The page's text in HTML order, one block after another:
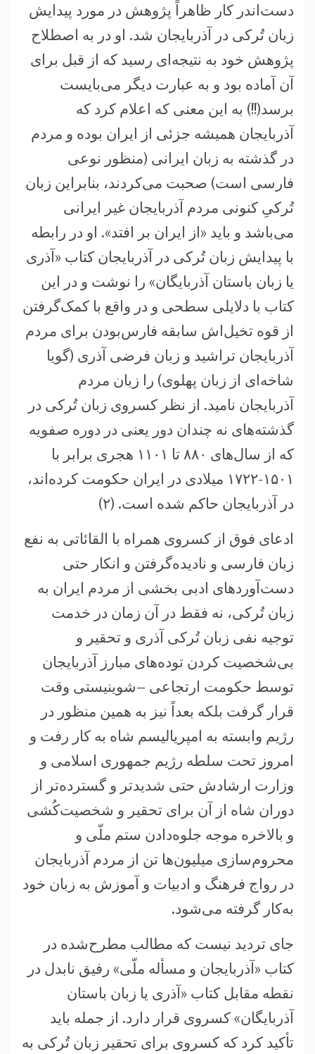
دست‌اندر کار ظاهراً پژوهش در مورد پیدایش
زبان تُرکی در آذربایجان شد. او در به اصطلاح
پژوهش خود به نتیجه‌ای رسید که از قبل برای
آن آماده بود و به عبارت دیگر می‌بایست
برسد(!!) به این معنی که اعلام کرد که
آذربایجان همیشه جزئی از ایران بوده و مردم
در گذشته به زبان ایرانی (منظور نوعی
فارسی است) صحبت می‌کردند، بنابراین زبان
تُرکیِ کنونی مردم آذربایجان غیر ایرانی
می‌باشد و باید «از ایران بر افتد». او در رابطه
با پیدایش زبان تُرکی در آذربایجان کتاب «آذری
یا زبان باستان آذربایگان» را نوشت و در این
کتاب با دلایلی سطحی و در واقع با کمک‌گرفتن
از قوه تخیل‌اش سابقه فارس‌بودن برای مردم
آذربایجان تراشید و زبان فرضی آذری (گویا
شاخه‌ای از زبان پهلوی) را زبان مردم
آذربایجان نامید. از نظر کسروی زبان تُرکی در
گذشته‌های نه چندان دور یعنی در دوره صفویه
که از سال‌های ۸۸۰ تا ۱۱۰۱ هجری برابر با
۱۵۰۱-۱۷۲۲ میلادی در ایران حکومت کرده‌اند،
در آذربایجان حاکم شده است. (۲)
ادعای فوق از کسروی همراه با القائاتی به نفع
زبان فارسی و نادیده‌گرفتن و انکار حتی
دست‌آوردهای ادبی بخشی از مردم ایران به
زبان تُرکی، نه فقط در آن زمان در خدمت
توجیه نفی زبان تُرکی آذری و تحقیر و
بی‌شخصیت کردن توده‌های مبارز آذربایجان
توسط حکومت ارتجاعی –شوینیستی وقت
قرار گرفت بلکه بعداً نیز به همین منظور در
رژیم وابسته به امپریالیسم شاه به کار رفت و
امروز تحت سلطه رژیم جمهوری اسلامی و
وزارت ارشادش حتی شدیدتر و گسترده‌تر از
دوران شاه از آن برای تحقیر و شخصیت‌کُشی
و بالاخره موجه جلوه‌دادن ستم ملّی و
محروم‌سازی میلیون‌ها تن از مردم آذربایجان
در رواج فرهنگ و ادبیات و آموزش به زبان خود
به‌کار گرفته می‌شود.
جای تردید نیست که مطالب مطرح‌شده در
کتاب «آذربایجان و مسأله ملّی» رفیق نابدل در
نقطه مقابل کتاب «آذری یا زبان باستان
آذربایگان» کسروی قرار دارد. از جمله باید
تأکید کرد که کسروی برای تحقیر زبان تُرکی به